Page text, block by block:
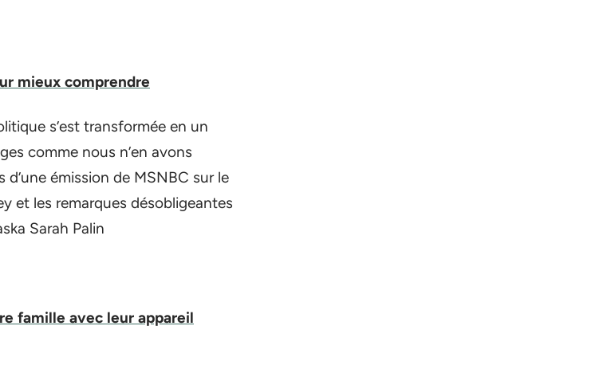
mieux comprendre
s’est transformée en un
comme nous n’en avons
émission de MSNBC sur le
et les remarques désobligeantes
Sarah Palin
famille avec leur appareil